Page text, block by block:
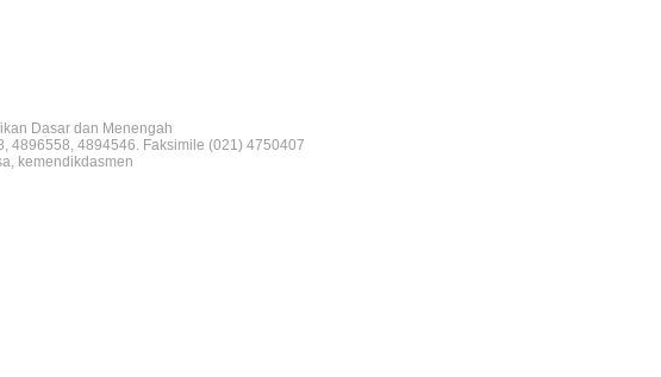
Dasar dan Menengah
4896558, 4894546. Faksimile (021) 4750407
kemendikdasmen